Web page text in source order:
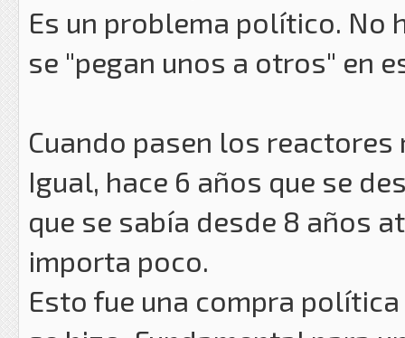
Es un problema político. No
se "pegan unos a otros" en
Cuando pasen los reactores
Igual, hace 6 años que se
que se sabía desde 8 años
importa poco.
Esto fue una compra